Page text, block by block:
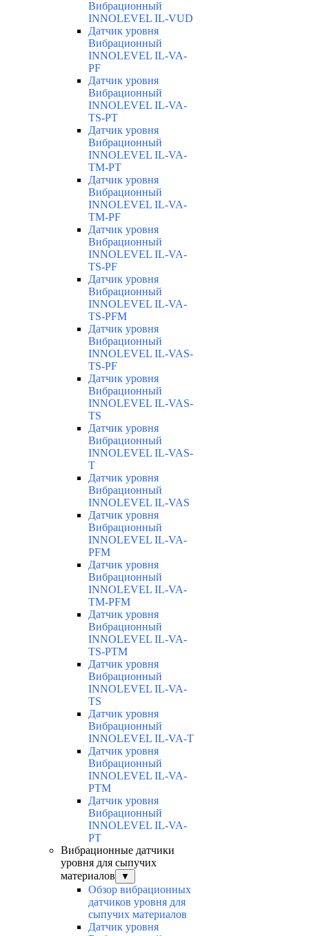
Вибрационный
INNOLEVEL IL-VUD
Датчик уровня
Вибрационный
INNOLEVEL IL-VA-
PF
Датчик уровня
Вибрационный
INNOLEVEL IL-VA-
TS-PT
Датчик уровня
Вибрационный
INNOLEVEL IL-VA-
TM-PT
Датчик уровня
Вибрационный
INNOLEVEL IL-VA-
TM-PF
Датчик уровня
Вибрационный
INNOLEVEL IL-VA-
TS-PF
Датчик уровня
Вибрационный
INNOLEVEL IL-VA-
TS-PFM
Датчик уровня
Вибрационный
INNOLEVEL IL-VAS-
TS-PF
Датчик уровня
Вибрационный
INNOLEVEL IL-VAS-
TS
Датчик уровня
Вибрационный
INNOLEVEL IL-VAS-
T
Датчик уровня
Вибрационный
INNOLEVEL IL-VAS
Датчик уровня
Вибрационный
INNOLEVEL IL-VA-
PFM
Датчик уровня
Вибрационный
INNOLEVEL IL-VA-
TM-PFM
Датчик уровня
Вибрационный
INNOLEVEL IL-VA-
TS-PTM
Датчик уровня
Вибрационный
INNOLEVEL IL-VA-
TS
Датчик уровня
Вибрационный
INNOLEVEL IL-VA-T
Датчик уровня
Вибрационный
INNOLEVEL IL-VA-
PTM
Датчик уровня
Вибрационный
INNOLEVEL IL-VA-
PT
Вибрационные датчики
уровня для сыпучих
материалов
▼
Обзор вибрационных
датчиков уровня для
сыпучих материалов
Датчик уровня